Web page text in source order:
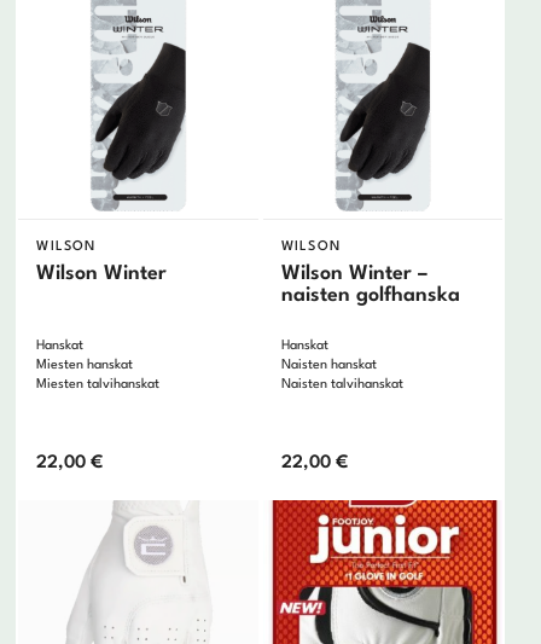
WILSON
Wilson Winter
Hanskat
Miesten hanskat
Miesten talvihanskat
22,00€
WILSON
Wilson Winter –
naisten golfhanska
Hanskat
Naisten hanskat
Naisten talvihanskat
22,00 €